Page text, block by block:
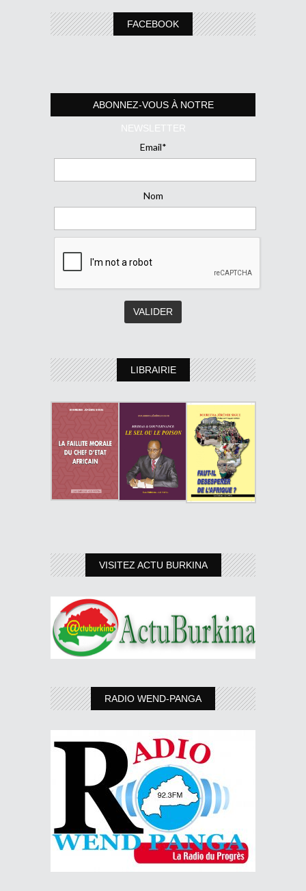
FACEBOOK
ABONNEZ-VOUS À NOTRE
NEWSLETTER
Email*
Nom
LIBRAIRIE
VISITEZ ACTU BURKINA
RADIO WEND-PANGA